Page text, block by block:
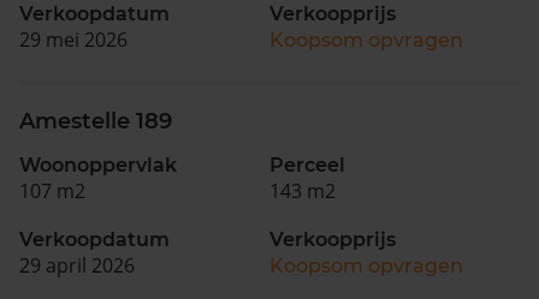
Verkoopdatum
29 mei 2026
Verkoopprijs
Koopsom opvragen
Amestelle 189
Woonoppervlak
107 m2
Perceel
143 m2
Verkoopdatum
29 april 2026
Verkoopprijs
Koopsom opvragen